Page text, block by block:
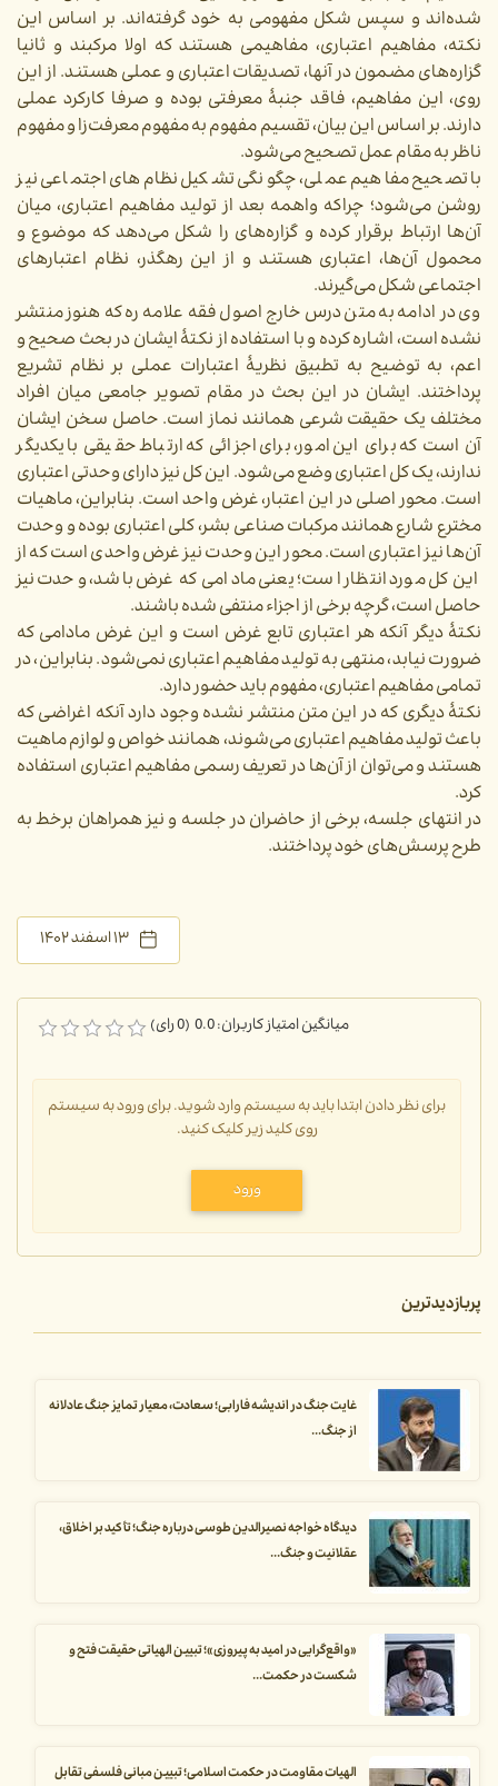
شده‌اند و سپس شکل مفهومی به خود گرفته‌اند. بر اساس این
نکته، مفاهیم اعتباری، مفاهیمی هستند که اولا مرکبند و ثانیا
گزاره‌های مضمون در آنها، تصدیقات اعتباری و عملی هستند. از این
روی، این مفاهیم، فاقد جنبۀ معرفتی بوده و صرفا کارکرد عملی
دارند. بر اساس این بیان، تقسیم مفهوم به مفهوم معرفت‌زا و مفهوم
ناظر به مقام عمل تصحیح می‌شود.
با تصحیح مفاهیم عملی، چگونگی تشکیل نظام‌های اجتماعی نیز
روشن می‌شود؛ چراکه واهمه بعد از تولید مفاهیم اعتباری، میان
آن‌ها ارتباط برقرار کرده و گزاره‌های را شکل می‌دهد که موضوع و
محمول آن‌ها، اعتباری هستند و از این رهگذر، نظام اعتبارهای
اجتماعی شکل می‌گیرند.
وی در ادامه به متن درس خارج اصول فقه علامه ره که هنوز منتشر
نشده است، اشاره کرده و با استفاده از نکتۀ ایشان در بحث صحیح و
اعم، به توضیح به تطبیق نظریۀ اعتبارات عملی بر نظام تشریع
پرداختند. ایشان در این بحث در مقام تصویر جامعی میان افراد
مختلف یک حقیقت شرعی همانند نماز است. حاصل سخن ایشان
آن است که برای این امور، برای اجزائی که ارتباط حقیقی با یکدیگر
ندارند، یک کل اعتباری وضع می‌شود. این کل نیز دارای وحدتی اعتباری
است. محور اصلی در این اعتبار، غرض واحد است. بنابراین، ماهیات
مخترع شارع همانند مرکبات صناعی بشر، کلی اعتباری بوده و وحدت
آن‌ها نیز اعتباری است. محور این وحدت نیز غرض واحدی است که از
این کل مورد انتظار است؛ یعنی مادامی که غرض باشد، وحدت نیز
حاصل است، گرچه برخی از اجزاء منتفی شده باشند.
نکتۀ دیگر آنکه هر اعتباری تابع غرض است و این غرض مادامی که
ضرورت نیابد، منتهی به تولید مفاهیم اعتباری نمی‌شود. بنابراین، در
تمامی مفاهیم اعتباری، مفهوم باید حضور دارد.
نکتۀ دیگری که در این متن منتشر نشده وجود دارد آنکه اغراضی که
باعث تولید مفاهیم اعتباری می‌شوند، همانند خواص و لوازم ماهیت
هستند و می‌توان از آن‌ها در تعریف رسمی مفاهیم اعتباری استفاده
کرد.
در انتهای جلسه، برخی از حاضران در جلسه و نیز همراهان برخط به
طرح پرسش‌های خود پرداختند.
۱۳ اسفند ۱۴۰۲
میانگین امتیاز کاربران: 0.0 (0 رای)
برای نظر دادن ابتدا باید به سیستم وارد شوید. برای ورود به سیستم
روی کلید زیر کلیک کنید.
ورود
پربازدیدترین
غایت جنگ در اندیشه فارابی؛ سعادت، معیار تمایز جنگ عادلانه
از جنگ...
دیدگاه خواجه نصیرالدین طوسی درباره جنگ؛ تأکید بر اخلاق،
عقلانیت و جنگ...
«واقع‌گرایی در امید به پیروزی»؛ تبیین الهیاتی حقیقت فتح و
شکست در حکمت...
الهیات مقاومت در حکمت اسلامی؛ تبیین مبانی فلسفی تقابل